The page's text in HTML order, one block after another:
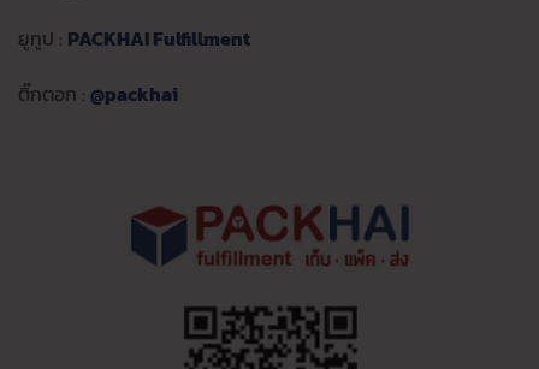
ยูทูป : PACKHAI Fulfillment
ติ๊กตอก : @packhai